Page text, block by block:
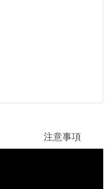
注意事項